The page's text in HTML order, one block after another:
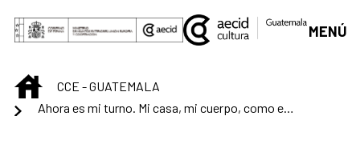
Saltar al contenido principal
MENÚ
INICIOCCE - GUATEMALA
Ahora es mi turno. Mi casa, mi cuerpo, como el caracol